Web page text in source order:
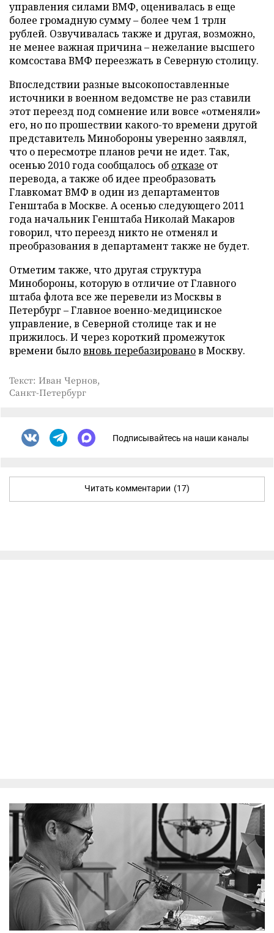
управления силами ВМФ, оценивалась в еще
более громадную сумму – более чем 1 трлн
рублей. Озвучивалась также и другая, возможно,
не менее важная причина – нежелание высшего
комсостава ВМФ переезжать в Северную столицу.
Впоследствии разные высокопоставленные
источники в военном ведомстве не раз ставили
этот переезд под сомнение или вовсе «отменяли»
его, но по прошествии какого-то времени другой
представитель Минобороны уверенно заявлял,
что о пересмотре планов речи не идет. Так,
осенью 2010 года сообщалось об отказе от
перевода, а также об идее преобразовать
Главкомат ВМФ в один из департаментов
Генштаба в Москве. А осенью следующего 2011
года начальник Генштаба Николай Макаров
говорил, что переезд никто не отменял и
преобразования в департамент также не будет.
Отметим также, что другая структура
Минобороны, которую в отличие от Главного
штаба флота все же перевели из Москвы в
Петербург – Главное военно-медицинское
управление, в Северной столице так и не
прижилось. И через короткий промежуток
времени быловновь перебазированов Москву.
Текст: Иван Чернов,
Санкт-Петербург
Подписывайтесь на наши каналы
Читать комментарии (17)